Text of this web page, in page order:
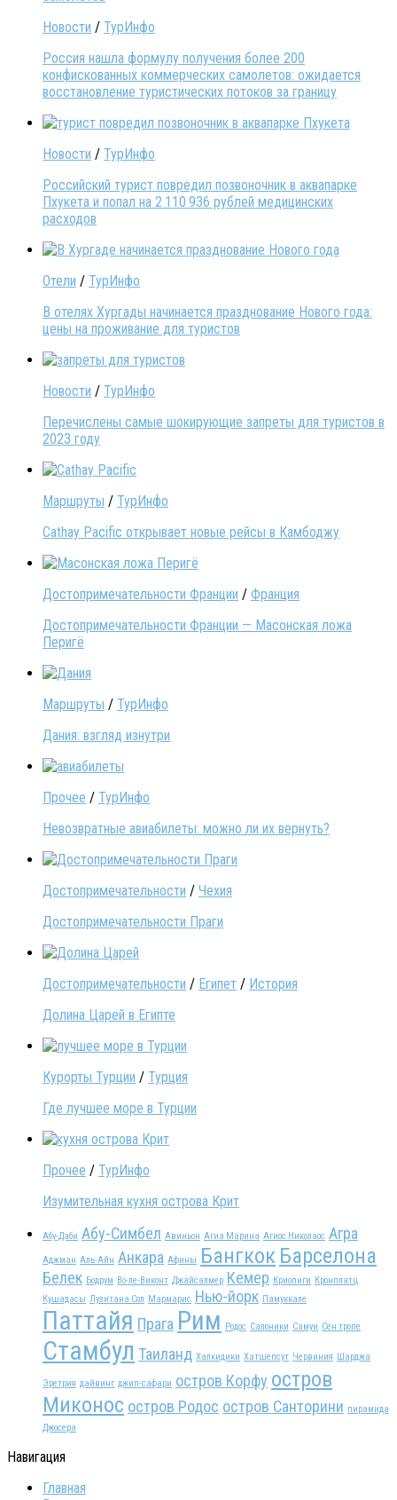
Новости / ТурИнфо
Россия нашла формулу получения более 200
конфискованных коммерческих самолетов: ожидается
восстановление туристических потоков за границу
Новости / ТурИнфо
Российский турист повредил позвоночник в аквапарке
Пхукета и попал на 2 110 936 рублей медицинских
расходов
Отели / ТурИнфо
В отелях Хургады начинается празднование Нового года:
цены на проживание для туристов
Новости / ТурИнфо
Перечислены самые шокирующие запреты для туристов в
2023 году
Маршруты / ТурИнфо
Cathay Pacific открывает новые рейсы в Камбоджу
Достопримечательности Франции / Франция
Достопримечательности Франции — Масонская ложа
Перигё
Маршруты / ТурИнфо
Дания: взгляд изнутри
Прочее / ТурИнфо
Невозвратные авиабилеты: можно ли их вернуть?
Достопримечательности / Чехия
Достопримечательности Праги
Достопримечательности / Египет / История
Долина Царей в Египте
Курорты Турции / Турция
Где лучшее море в Турции
Прочее / ТурИнфо
Изумительная кухня острова Крит
Абу-Даби Абу-Симбел Авиньон Агиа Марина Агиос Николаос Агра
Аджман Аль-Айн Анкара Афины Бангкок Барселона
Белек Бодрум Во-ле-Виконт Джайсалмер Кемер Криопиги Кронплатц
Кушадасы Лузитана Сол Мармарис Нью-йорк Памуккале
Паттайя Прага Рим Родос Салоники Самуи Сен тропе
Стамбул Таиланд Халкидики Хатшепсут Червиния Шарджа
Эретрия дайвинг джип-сафари остров Корфу остров
Миконос остров Родос остров Санторини пирамида
Джосера
Навигация
Главная